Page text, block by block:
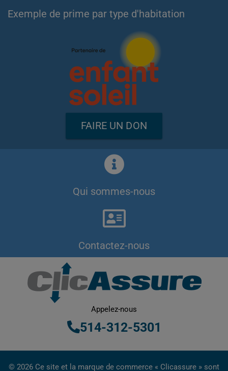
Exemple de prime par type d'habitation
FAIRE UN DON
Qui sommes-nous
Contactez-nous
Appelez-nous
514-312-5301
© 2026 Ce site et la marque de commerce « Clicassure » sont